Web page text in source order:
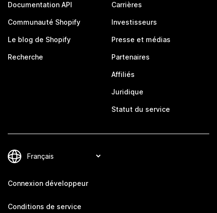
Documentation API
Communauté Shopify
Le blog de Shopify
Recherche
Carrières
Investisseurs
Presse et médias
Partenaires
Affiliés
Juridique
Statut du service
Connexion développeur
Conditions de service